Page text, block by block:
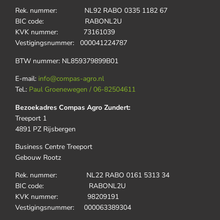
Rek. nummer: NL92 RABO 0335 1182 67
BIC code: RABONL2U
KVK nummer: 73161039
Vestigingsnummer: 000041224787
BTW nummer: NL859379899B01
E-mail: info@compas-agro.nl
Tel.: Paul Groenewegen / 06-82504611
Bezoekadres Compas Agro Zundert:
Treeport 1
4891 PZ Rijsbergen
Business Centre Treeport
Gebouw Rootz
Rek. nummer: NL22 RABO 0161 5313 34
BIC code: RABONL2U
KVK nummer: 98209191
Vestigingsnummer: 000063389304